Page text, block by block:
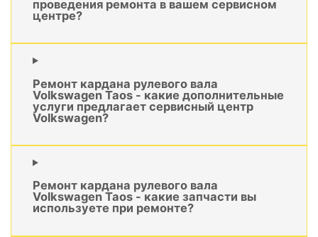
проведения ремонта в вашем сервисном
центре?
Ремонт кардана рулевого вала
Volkswagen Taos - какие дополнительные
услуги предлагает сервисный центр
Volkswagen?
Ремонт кардана рулевого вала
Volkswagen Taos - какие запчасти вы
используете при ремонте?